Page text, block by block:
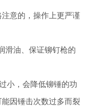
意的，操作上更严谨
滑油、保证铆钉枪的
小，会降低铆锤的功
因锤击次数过多而裂